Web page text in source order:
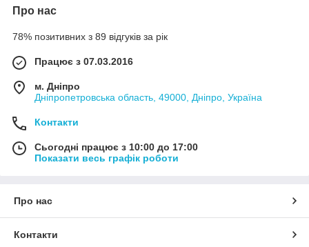
Про нас
78% позитивних з 89 відгуків за рік
Працює з 07.03.2016
м. Дніпро
Дніпропетровська область, 49000, Дніпро, Україна
Контакти
Сьогодні працює з 10:00 до 17:00
Показати весь графік роботи
Про нас
Контакти